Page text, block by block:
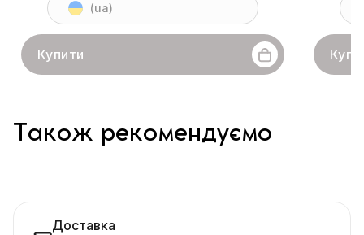
(ua)
Купити
Також рекомендуємо
Доставка